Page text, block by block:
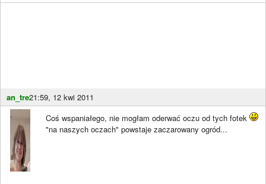
an_tre21:59, 12 kwi 2011
Coś wspaniałego, nie mogłam oderwać oczu od tych fotek
"na naszych oczach" powstaje zaczarowany ogród...